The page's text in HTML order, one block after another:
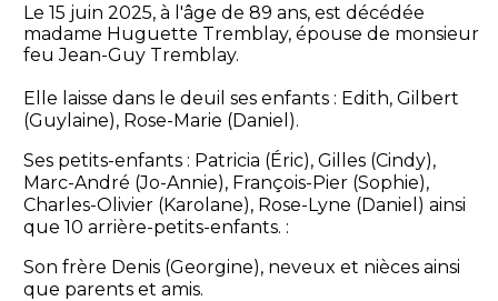
Le 15 juin 2025, à l'âge de 89 ans, est décédée
madame Huguette Tremblay, épouse de monsieur
feu Jean-Guy Tremblay.
Elle laisse dans le deuil ses enfants : Edith, Gilbert
(Guylaine), Rose-Marie (Daniel).
Ses petits-enfants : Patricia (Éric), Gilles (Cindy),
Marc-André (Jo-Annie), François-Pier (Sophie),
Charles-Olivier (Karolane), Rose-Lyne (Daniel) ainsi
que 10 arrière-petits-enfants. :
Son frère Denis (Georgine), neveux et nièces ainsi
que parents et amis.